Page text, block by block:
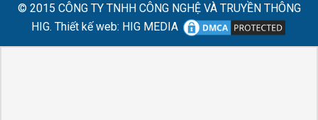
© 2015 CÔNG TY TNHH CÔNG NGHỆ VÀ TRUYỀN THÔNG
HIG. Thiết kế web: HIG MEDIA